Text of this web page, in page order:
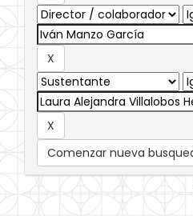
Comenzar nueva